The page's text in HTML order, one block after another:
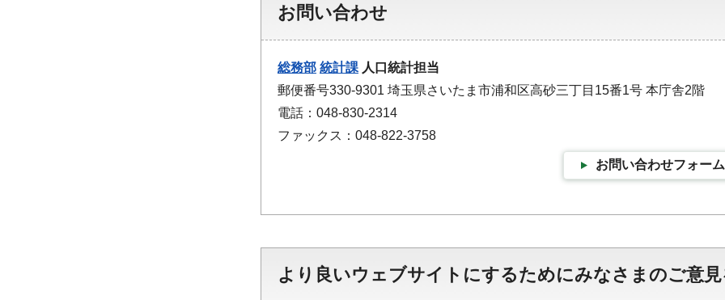
お問い合わせ
総務部 統計課 人口統計担当
郵便番号330-9301 埼玉県さいたま市浦和区高砂三丁目15番1号 本庁舎2階
電話：048-830-2314
ファックス：048-822-3758
お問い合わせフォーム
より良いウェブサイトにするためにみなさまのご意